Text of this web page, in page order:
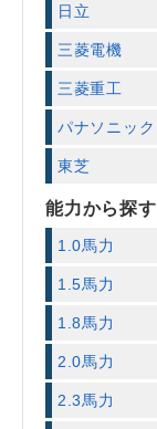
日立
三菱電機
三菱重工
パナソニック
東芝
能力から探す
1.0馬力
1.5馬力
1.8馬力
2.0馬力
2.3馬力